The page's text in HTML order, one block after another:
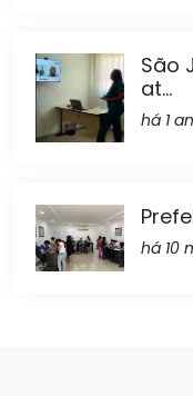
São
at...
há 1
há 10